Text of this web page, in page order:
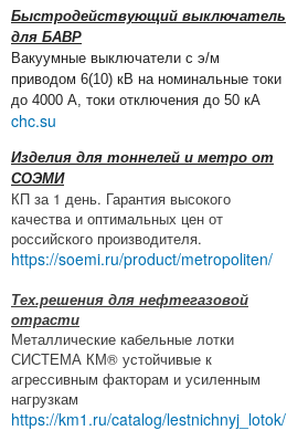
Быстродействующий выключатель
для БАВР
Вакуумные выключатели с э/м
приводом 6(10) кВ на номинальные токи
до 4000 А, токи отключения до 50 кА
chc.su
Изделия для тоннелей и метро от
СОЭМИ
КП за 1 день. Гарантия высокого
качества и оптимальных цен от
российского производителя.
https://soemi.ru/product/metropoliten/
Тех.решения для нефтегазовой
отрасти
Металлические кабельные лотки
СИСТЕМА КМ® устойчивые к
агрессивным факторам и усиленным
нагрузкам
https://km1.ru/catalog/lestnichnyj_lotok/